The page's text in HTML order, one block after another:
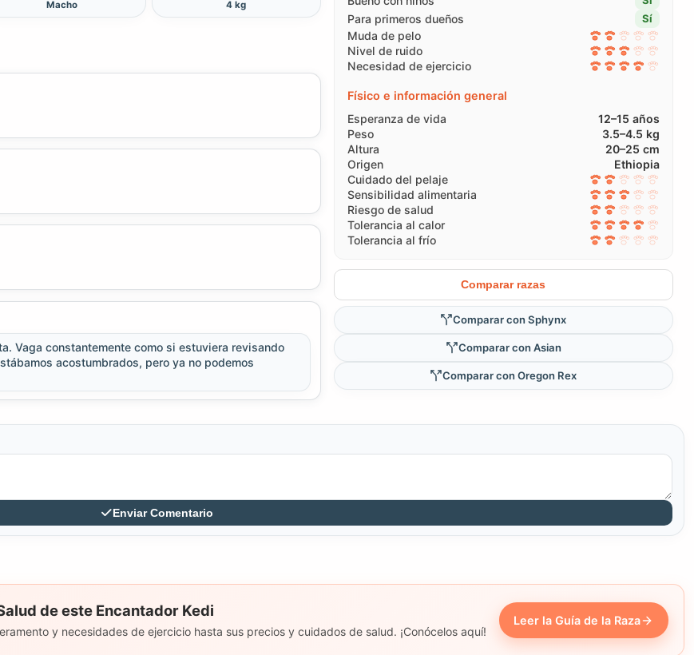
Macho 4 kg
Vaga constantemente como si estuviera revisando
acostumbrados, pero ya no podemos
Para primeros dueños Sí
Muda de pelo
Nivel de ruido
Necesidad de ejercicio
Físico e información general
Esperanza de vida
12–15 años
Peso
3.5–4.5 kg
Altura
20–25 cm
Origen
Ethiopia
Cuidado del pelaje
Sensibilidad alimentaria
Riesgo de salud
Tolerancia al calor
Tolerancia al frío
Comparar razas
Comparar con Sphynx
Comparar con Asian
Comparar con Oregon Rex
Enviar Comentario
de este Encantador Kedi
y necesidades de ejercicio hasta sus precios y cuidados de salud. ¡Conócelos aquí!
Leer la Guía de la Raza